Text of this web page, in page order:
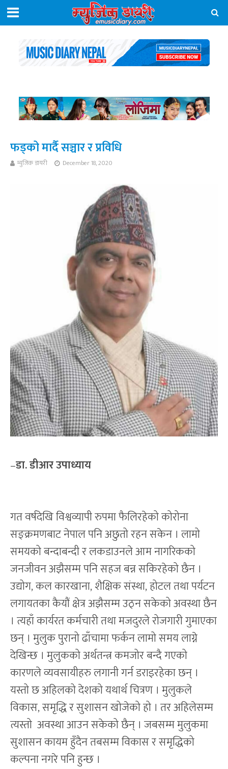
फड्को मार्दै सञ्चार र प्रविधि
म्युजिक डायरी December 18, 2020
–डा. डीआर उपाध्याय
गत वर्षदेखि विश्वव्यापी रुपमा फैलिरहेको कोरोना
सङ्क्रमणबाट नेपाल पनि अछुतो रहन सकेन । लामो
समयको बन्दाबन्दी र लकडाउनले आम नागरिकको
जनजीवन अझैसम्म पनि सहज बन्न सकिरहेको छैन ।
उद्योग, कल कारखाना, शैक्षिक संस्था, होटल तथा पर्यटन
लगायतका कैयौं क्षेत्र अझैसम्म उठ्न सकेको अवस्था छैन
। त्यहाँ कार्यरत कर्मचारी तथा मजदुरले रोजगारी गुमाएका
छन् । मुलुक पुरानो ढाँचामा फर्कन लामो समय लाग्ने
देखिन्छ । मुलुकको अर्थतन्त्र कमजोर बन्दै गएको
कारणले व्यवसायीहरु लगानी गर्न डराइरहेका छन् ।
यस्तो छ अहिलको देशको यथार्थ चित्रण । मुलुकले
विकास, समृद्धि र सुशासन खोजेको हो । तर अहिलेसम्म
त्यस्तो अवस्था आउन सकेको छैन् । जबसम्म मुलुकमा
सुशासन कायम हुँदैन तबसम्म विकास र समृद्धिको
कल्पना नगरे पनि हुन्छ ।